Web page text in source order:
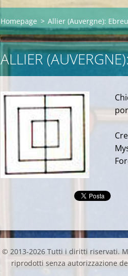
Homepage > Allier (Auvergne):
ALLIER
© 2013-2026 Tutti i diritti riservati.
riprodotti senza autorizzazione